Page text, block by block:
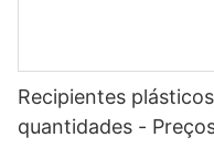
Recipientes
quantidades -